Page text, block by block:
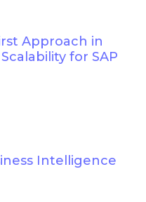
Approach in
for SAP
Intelligence